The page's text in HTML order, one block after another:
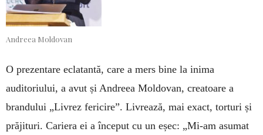
Andreea Moldovan
O prezentare eclatantă, care a mers bine la inima
auditoriului, a avut și Andreea Moldovan, creatoare a
brandului „Livrez fericire”. Livrează, mai exact, torturi și
prăjituri. Cariera ei a început cu un eșec: „Mi-am asumat